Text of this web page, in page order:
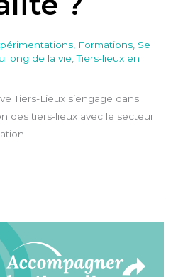
Formations Se
long de la vie ,Tiers-lieux en
Tiers-Lieux s’engage dans
des tiers-lieux avec le secteur